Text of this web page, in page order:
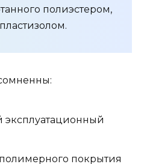
полиэстером,
покрытия